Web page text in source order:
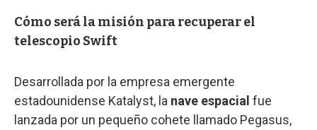
Cómo será la misión para recuperar el
telescopio Swift
Desarrollada por la empresa emergente
estadounidense Katalyst, la nave espacial fue
lanzada por un pequeño cohete llamado Pegasus,